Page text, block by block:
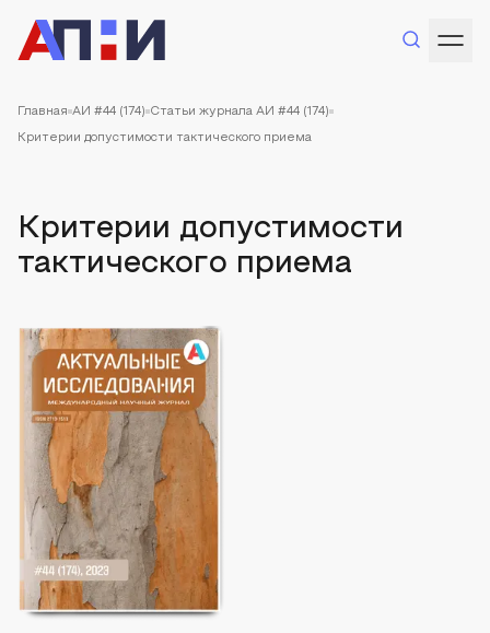
Главная АИ #44 (174) Статьи журнала АИ #44 (174)
Критерии допустимости тактического приема
Критерии допустимости
тактического приема